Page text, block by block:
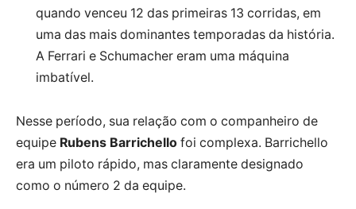
quando venceu 12 das primeiras 13 corridas, em
uma das mais dominantes temporadas da história.
A Ferrari e Schumacher eram uma máquina
imbatível.
Nesse período, sua relação com o companheiro de
equipe Rubens Barrichello foi complexa. Barrichello
era um piloto rápido, mas claramente designado
como o número 2 da equipe.